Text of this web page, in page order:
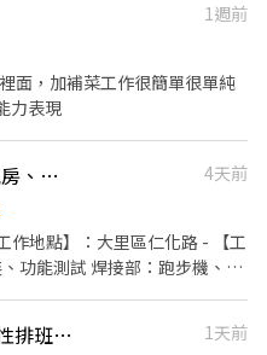
1週前
面，加補菜工作很簡單很單純
力表現
⚪【台中大里】⚪ 短期【冷氣房、預支、領現、週領、快速報到、無經驗可】❣️
4天前
作地點】：大里區仁化路 - 【工
功能測試 焊接部：跑步機、飛
29 元工時獎金 = 225 / H - 【休
《洗碗》🔸時薪205元起 🍣彈性排班💰加班費5分鐘計算💰壽司郎黎明市政南店 1天前